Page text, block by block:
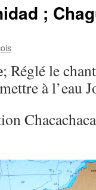
;
; Réglé le
à l’eau